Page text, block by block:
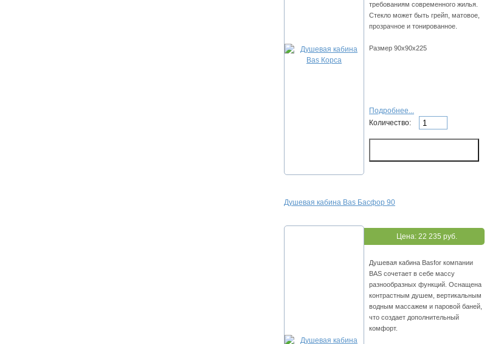
требованиям современного жилья.
Стекло может быть грейп, матовое,
прозрачное и тонированное.
Размер 90х90х225
Подробнее...
Количество:
Душевая кабина Bas Басфор 90
Цена: 22 235 руб.
Душевая кабина Basfor компании
BAS сочетает в себе массу
разнообразных функций. Оснащена
контрастным душем, вертикальным
водным массажем и паровой баней,
что создает дополнительный
комфорт.